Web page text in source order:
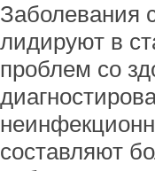
Заболевания
лидируют в
проблем со
составляют